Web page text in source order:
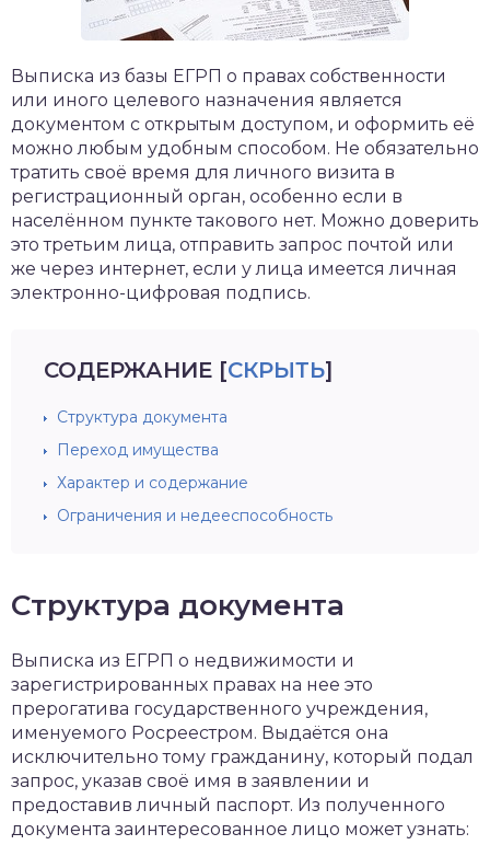
Выписка из базы ЕГРП о правах собственности
или иного целевого назначения является
документом с открытым доступом, и оформить её
можно любым удобным способом. Не обязательно
тратить своё время для личного визита в
регистрационный орган, особенно если в
населённом пункте такового нет. Можно доверить
это третьим лица, отправить запрос почтой или
же через интернет, если у лица имеется личная
электронно-цифровая подпись.
СОДЕРЖАНИЕ [СКРЫТЬ]
Структура документа
Переход имущества
Характер и содержание
Ограничения и недееспособность
Структура документа
Выписка из ЕГРП о недвижимости и
зарегистрированных правах на нее это
прерогатива государственного учреждения,
именуемого Росреестром. Выдаётся она
исключительно тому гражданину, который подал
запрос, указав своё имя в заявлении и
предоставив личный паспорт. Из полученного
документа заинтересованное лицо может узнать: